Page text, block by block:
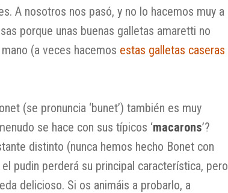
A nosotros nos pasó, y no lo hacemos muy a
porque unas buenas galletas amaretti no
(a veces hacemos estas galletas caseras
(se pronuncia ‘bunet’) también es muy
se hace con sus típicos ‘macarons’?
distinto (nunca hemos hecho Bonet con
pudin perderá su principal característica, pero
delicioso. Si os animáis a probarlo, a